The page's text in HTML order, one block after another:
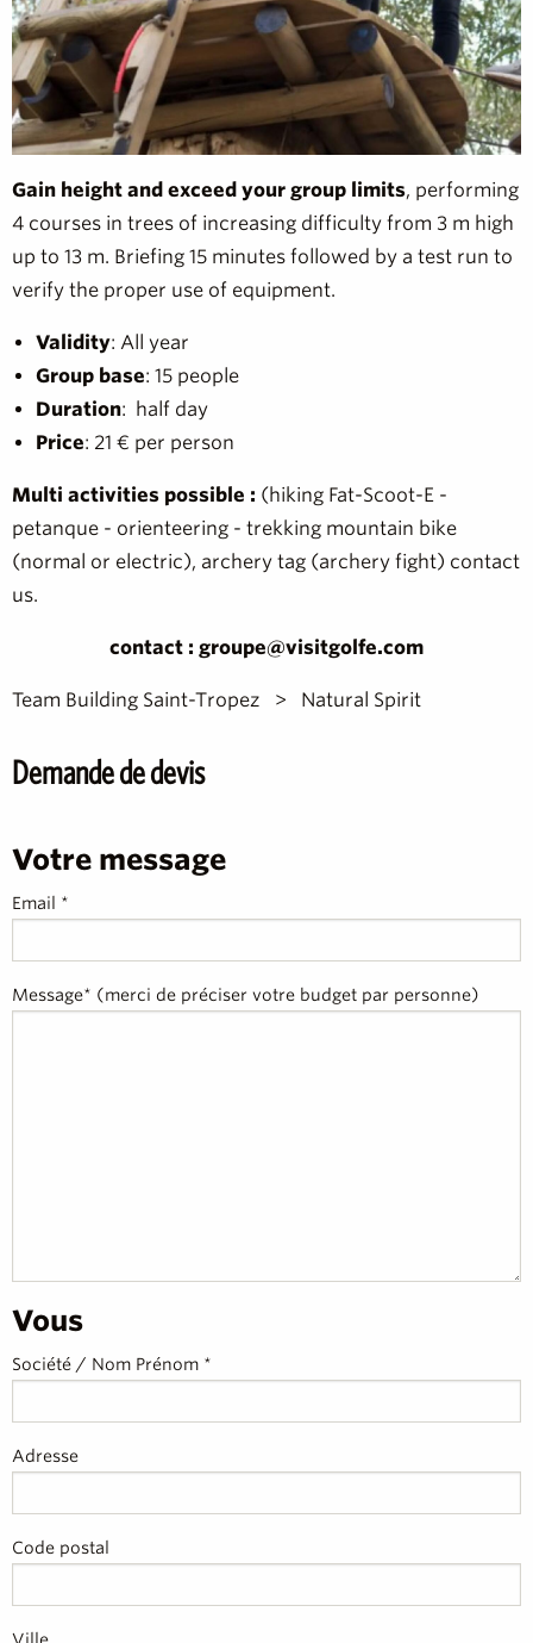
Gain height and exceed your group limits, performing
4 courses in trees of increasing difficulty from 3 m high
up to 13 m. Briefing 15 minutes followed by a test run to
verify the proper use of equipment.
Validity: All year
Group base: 15 people
Duration: half day
Price: 21 € per person
Multi activities possible : (hiking Fat-Scoot-E -
petanque - orienteering - trekking mountain bike
(normal or electric), archery tag (archery fight) contact
us.
contact : groupe@visitgolfe.com
Team Building Saint-Tropez Natural Spirit
Demande de devis
Votre message
Email *
Message* (merci de préciser votre budget par personne)
Vous
Société / Nom Prénom *
Adresse
Code postal